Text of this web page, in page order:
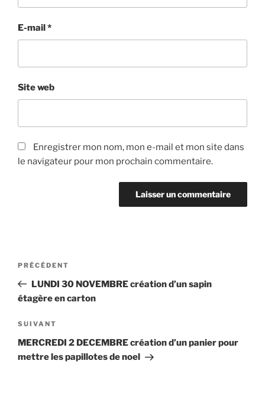
E-mail*
Site web
Enregistrer mon nom, mon e-mail et mon site dans
le navigateur pour mon prochain commentaire.
Navigation
l’article
Article
précédent
PRÉCÉDENT
LUNDI 30 NOVEMBRE création d’un sapin
étagère en carton
Article
suivant
SUIVANT
MERCREDI 2 DECEMBRE création d’un panier pour
mettre les papillotes de noel